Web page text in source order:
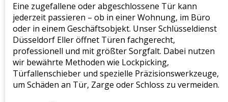
Eine zugefallene oder abgeschlossene Tür kann
jederzeit passieren – ob in einer Wohnung, im Büro
oder in einem Geschäftsobjekt. Unser Schlüsseldienst
Düsseldorf Eller öffnet Türen fachgerecht,
professionell und mit größter Sorgfalt. Dabei nutzen
wir bewährte Methoden wie Lockpicking,
Türfallenschieber und spezielle Präzisionswerkzeuge,
um Schäden an Tür, Zarge oder Schloss zu vermeiden.